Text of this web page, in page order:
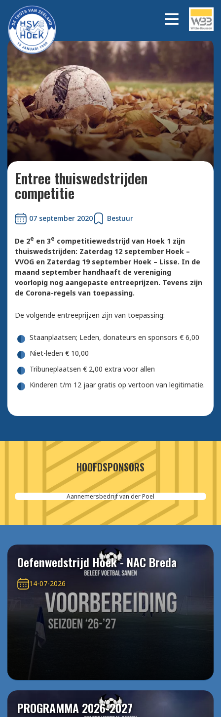
Bekijk alle foto's
Entree thuiswedstrijden
competitie
07 september 2020 Bestuur
De 2e en 3e competitiewedstrijd van Hoek 1 zijn
thuiswedstrijden: Zaterdag 12 september Hoek –
VVOG en Zaterdag 19 september Hoek – Lisse. In de
maand september handhaaft de vereniging
voorlopig nog aangepaste entreeprijzen. Tevens zijn
de Corona-regels van toepassing.
De volgende entreeprijzen zijn van toepassing:
Staanplaatsen; Leden, donateurs en sponsors € 6,00
Niet-leden € 10,00
Tribuneplaatsen € 2,00 extra voor allen
Kinderen t/m 12 jaar gratis op vertoon van legitimatie.
HOOFDSPONSORS
Aannemersbedrijf van der Poel
Oefenwedstrijd Hoek - NAC Breda
14-07-2026
PROGRAMMA 2026-2027